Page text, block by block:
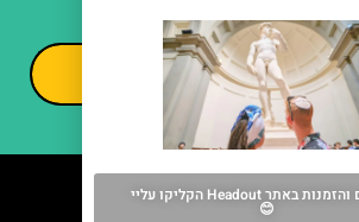
וחומרים פרסומיים
שליחה
לפרטים והזמנות באתר Headout הקליקו עליי
😊